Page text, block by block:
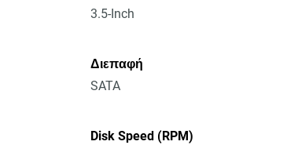
3.5-Inch
Διεπαφή
SATA
Disk Speed (RPM)